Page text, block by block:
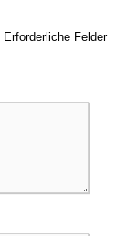
Erforderliche Felder